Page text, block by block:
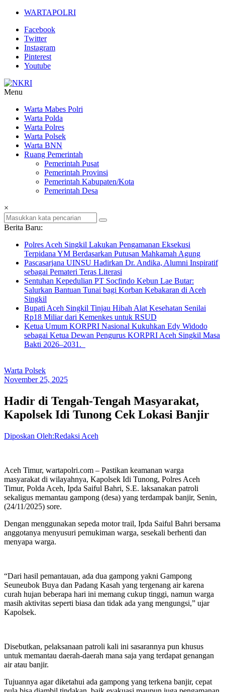
Lompat
konten
WARTAPOLRI
Facebook
Twitter
Instagram
Pinterest
Youtube
Jurnalisme
Positif
Menu
Warta Mabes Polri
Warta Polda
Warta Polres
Warta Polsek
Warta BNN
Ruang Pemerintah
Pemerintah Pusat
Pemerintah Provinsi
Pemerintah Kabupaten/Kota
Pemerintah Desa
×
Berita Baru:
Polres Aceh Singkil Lakukan Pengamanan Eksekusi
Terpidana YM Berdasarkan Putusan Mahkamah Agung
Pascasarjana UINSU Hadirkan Dr. Andika, Alumni Inspiratif
sebagai Pemateri Teras Literasi
Sentuhan Kepedulian PT Socfindo Kebun Lae Butar:
Salurkan Bantuan Tunai bagi Korban Kebakaran di Aceh
Singkil
Bupati Aceh Singkil Tinjau Hibah Alat Kesehatan Senilai
Rp18 Miliar dari Kemenkes untuk RSUD
Ketua Umum KORPRI Nasional Kukuhkan Edy Widodo
sebagai Ketua Dewan Pengurus KORPRI Aceh Singkil Masa
Bakti 2026–2031.
Warta Polsek
November 25, 2025
Hadir di Tengah-Tengah Masyarakat,
Kapolsek Idi Tunong Cek Lokasi Banjir
Diposkan Oleh:Redaksi Aceh
Aceh Timur, wartapolri.com – Pastikan keamanan warga
masyarakat di wilayahnya, Kapolsek Idi Tunong, Polres Aceh
Timur, Polda Aceh, Ipda Saiful Bahri, S.E. laksanakan patroli
sekaligus memantau gampong (desa) yang terdampak banjir, Senin,
(24/11/2025) sore.
Dengan menggunakan sepeda motor trail, Ipda Saiful Bahri bersama
anggotanya menyusuri pemukiman warga, sesekali berhenti dan
menyapa warga.
“Dari hasil pemantauan, ada dua gampong yakni Gampong
Seuneubok Buya dan Padang Kasah yang tergenang air karena
curah hujan beberapa hari ini memang cukup tinggi, namun warga
masih aktivitas seperti biasa dan tidak ada yang mengungsi,” ujar
Kapolsek.
Disebutkan, pelaksanaan patroli kali ini sasarannya pun khusus
untuk memantau daerah-daerah mana saja yang terdapat genangan
air atau banjir.
Tujuannya agar diketahui ada gampong yang terkena banjir, cepat